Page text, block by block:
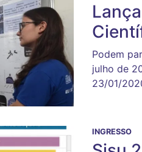
Podem
julho de
23/01/
INGRESSO